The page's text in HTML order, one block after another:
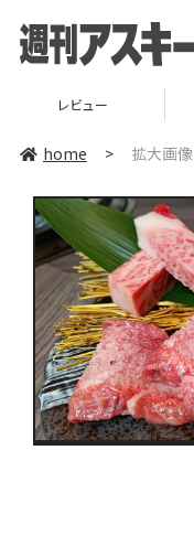
レビュー
home > 拡大画像